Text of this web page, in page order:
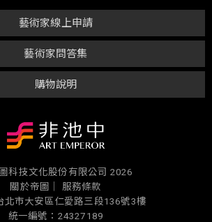
購物說明
藝術家問答集
藝術家線上申請
科技文化股份有限公司 2026
關於帝圖｜
服務條款
北市大安區仁愛路三段136號3樓
統一編號：24327189